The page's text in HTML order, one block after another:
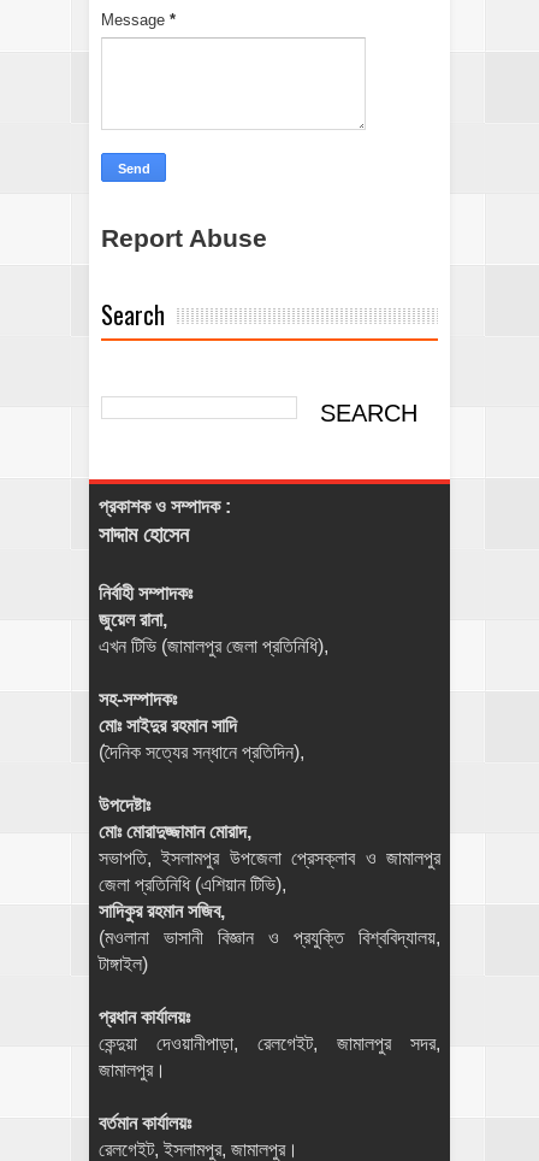
Message *
Report Abuse
Search
প্রকাশক ও সম্পাদক :
সাদ্দাম হোসেন
নির্বাহী সম্পাদকঃ
জুয়েল রানা,
এখন টিভি (জামালপুর জেলা প্রতিনিধি),
সহ-সম্পাদকঃ
মোঃ সাইদুর রহমান সাদি
(দৈনিক সত্যের সন্ধানে প্রতিদিন),
উপদেষ্টাঃ
মোঃ মোরাদুজ্জামান মোরাদ,
সভাপতি, ইসলামপুর উপজেলা প্রেসক্লাব ও জামালপুর
জেলা প্রতিনিধি (এশিয়ান টিভি),
সাদিকুর রহমান সজিব,
(মওলানা ভাসানী বিজ্ঞান ও প্রযুক্তি বিশ্ববিদ্যালয়,
টাঙ্গাইল)
প্রধান কার্যালয়ঃ
কেন্দুয়া দেওয়ানীপাড়া, রেলগেইট, জামালপুর সদর,
জামালপুর।
বর্তমান কার্যালয়ঃ
রেলগেইট, ইসলামপুর, জামালপুর।